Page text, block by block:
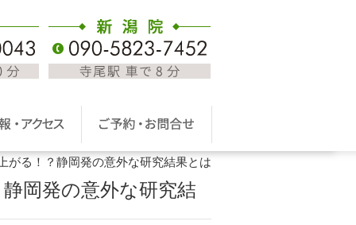
がる！？静岡発の意外な研究結果とは
岡発の意外な研究結